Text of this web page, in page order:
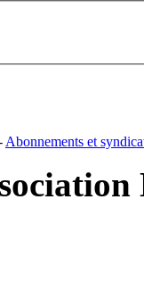
Abonnements et